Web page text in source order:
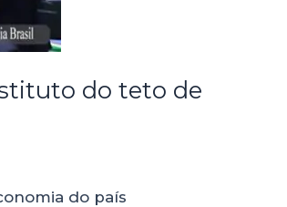
do teto de
do país